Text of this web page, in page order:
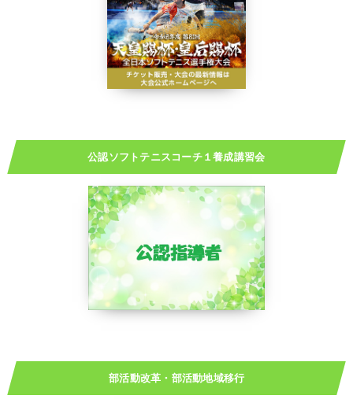
公認ソフトテニスコーチ１養成講習会
部活動改革・部活動地域移行